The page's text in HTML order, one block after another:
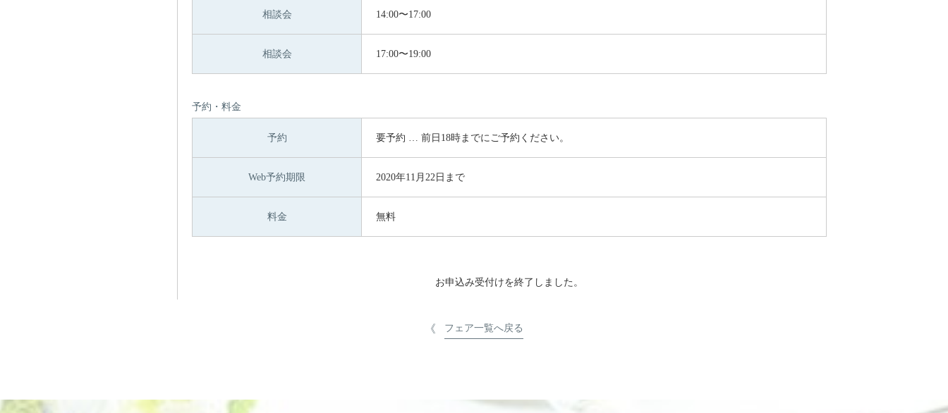
相談会 14:00〜17:00
相談会 17:00〜19:00
予約・料金
予約 要予約 … 前日18時までにご予約ください。
Web予約期限 2020年11月22日まで
料金 無料
お申込み受付けを終了しました。
フェア一覧へ戻る